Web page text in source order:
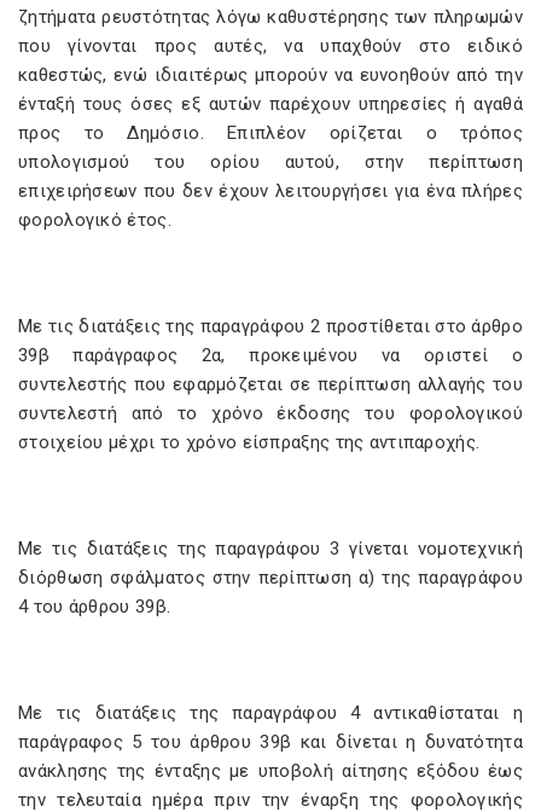
ζητήματα ρευστότητας λόγω καθυστέρησης των πληρωμών
που γίνονται προς αυτές, να υπαχθούν στο ειδικό
καθεστώς, ενώ ιδιαιτέρως μπορούν να ευνοηθούν από την
ένταξή τους όσες εξ αυτών παρέχουν υπηρεσίες ή αγαθά
προς το Δημόσιο. Επιπλέον ορίζεται ο τρόπος
υπολογισμού του ορίου αυτού, στην περίπτωση
επιχειρήσεων που δεν έχουν λειτουργήσει για ένα πλήρες
φορολογικό έτος.
Με τις διατάξεις της παραγράφου 2 προστίθεται στο άρθρο
39β παράγραφος 2α, προκειμένου να οριστεί ο
συντελεστής που εφαρμόζεται σε περίπτωση αλλαγής του
συντελεστή από το χρόνο έκδοσης του φορολογικού
στοιχείου μέχρι το χρόνο είσπραξης της αντιπαροχής.
Με τις διατάξεις της παραγράφου 3 γίνεται νομοτεχνική
διόρθωση σφάλματος στην περίπτωση α) της παραγράφου
4 του άρθρου 39β.
Με τις διατάξεις της παραγράφου 4 αντικαθίσταται η
παράγραφος 5 του άρθρου 39β και δίνεται η δυνατότητα
ανάκλησης της ένταξης με υποβολή αίτησης εξόδου έως
την τελευταία ημέρα πριν την έναρξη της φορολογικής